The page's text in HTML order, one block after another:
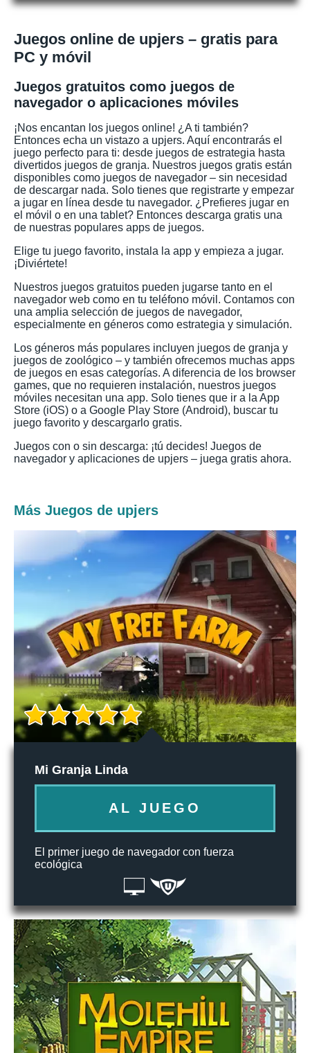
Juegos online de upjers – gratis para
PC y móvil
Juegos gratuitos como juegos de
navegador o aplicaciones móviles
¡Nos encantan los juegos online! ¿A ti también?
Entonces echa un vistazo a upjers. Aquí encontrarás el
juego perfecto para ti: desde juegos de estrategia hasta
divertidos juegos de granja. Nuestros juegos gratis están
disponibles como juegos de navegador – sin necesidad
de descargar nada. Solo tienes que registrarte y empezar
a jugar en línea desde tu navegador. ¿Prefieres jugar en
el móvil o en una tablet? Entonces descarga gratis una
de nuestras populares apps de juegos.
Elige tu juego favorito, instala la app y empieza a jugar.
¡Diviértete!
Nuestros juegos gratuitos pueden jugarse tanto en el
navegador web como en tu teléfono móvil. Contamos con
una amplia selección de juegos de navegador,
especialmente en géneros como estrategia y simulación.
Los géneros más populares incluyen juegos de granja y
juegos de zoológico – y también ofrecemos muchas apps
de juegos en esas categorías. A diferencia de los browser
games, que no requieren instalación, nuestros juegos
móviles necesitan una app. Solo tienes que ir a la App
Store (iOS) o a Google Play Store (Android), buscar tu
juego favorito y descargarlo gratis.
Juegos con o sin descarga: ¡tú decides! Juegos de
navegador y aplicaciones de upjers – juega gratis ahora.
Más Juegos de upjers
Mi Granja Linda
AL JUEGO
El primer juego de navegador con fuerza
ecológica